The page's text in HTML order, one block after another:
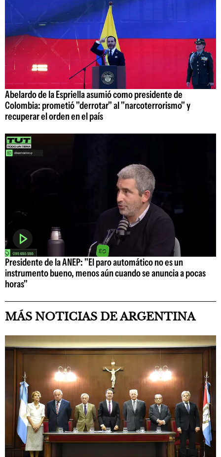
Abelardo de la Espriella asumió como presidente de
Colombia: prometió "derrotar" al "narcoterrorismo" y
recuperar el orden en el país
Presidente de la ANEP: "El paro automático no es un
instrumento bueno, menos aún cuando se anuncia a pocas
horas"
MÁS NOTICIAS DE ARGENTINA